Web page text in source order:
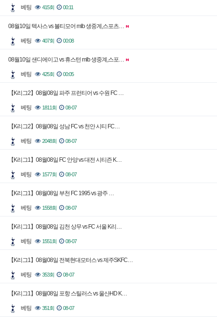
베팅 415회 00:11
08월10일 텍사스 vs 볼티모어 mlb 생중계,스포츠…
베팅 407회 00:08
08월10일 샌디에이고 vs 휴스턴 mlb 생중계,스포…
베팅 425회 00:05
【K리그2】08월08일 파주 프런티어 vs 수원 FC …
베팅 1811회 08-07
【K리그2】08월08일 성남 FC vs 천안 시티 FC…
베팅 2048회 08-07
【K리그1】08월08일 FC 안양 vs 대전 시티즌 K…
베팅 1577회 08-07
【K리그1】08월08일 부천 FC 1995 vs 광주 …
베팅 1558회 08-07
【K리그1】08월08일 김천 상무 vs FC 서울 K리…
베팅 1551회 08-07
【K리그1】08월08일 전북현대모터스 vs 제주SKFC…
베팅 353회 08-07
【K리그1】08월08일 포항 스틸러스 vs 울산HD K…
베팅 351회 08-07